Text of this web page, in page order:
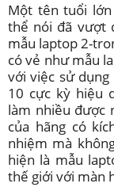
Một tên tuổi
thể nói đã vượt
mẫu laptop 2-
có vẻ như mẫu
với việc sử
10 cực kỳ hiệu
làm nhiều được
của hãng có
nhiệm mà
hiện là mẫu
thế giới với màn